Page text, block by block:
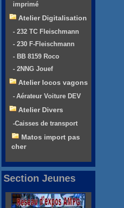
imprimé
Atelier Digitalisation
- 232 TC Fleischmann
- 230 F-Fleischmann
- BB 8159 Roco
- 2NNG Jouef
Atelier locos vagons
- Aérateur Voiture DEV
Atelier Divers
-Caisses de transport
Matos import pas
cher
Section Jeunes